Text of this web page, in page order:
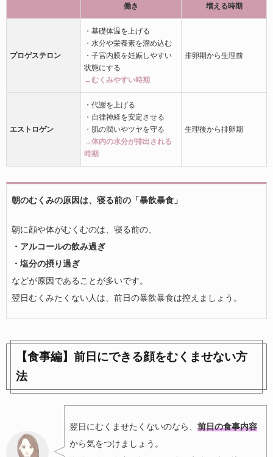
働き 増える時期
プロゲステロン
・基礎体温を上げる
・水分や栄養素を溜め込む
・子宮内膜を妊娠しやすい
状態にする
→むくみやすい時期
排卵期から生理前
エストロゲン
・代謝を上げる
・自律神経を安定させる
・肌の潤いやツヤを守る
→体内の水分が排出される
時期
生理後から排卵期
朝のむくみの原因は、寝る前の「暴飲暴食」
朝に顔や体がむくむのは、寝る前の、
・アルコールの飲み過ぎ
・塩分の摂り過ぎ
などが原因であることが多いです。
翌日むくみたくない人は、前日の暴飲暴食は控えましょう。
【食事編】前日にできる顔をむくませない方
法
翌日にむくませたくないのなら、 前日の食事内容
から気をつけましょう。